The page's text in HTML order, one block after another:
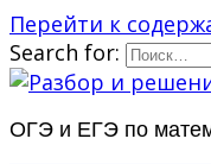
Перейти к
Search for:
ОГЭ и ЕГЭ по